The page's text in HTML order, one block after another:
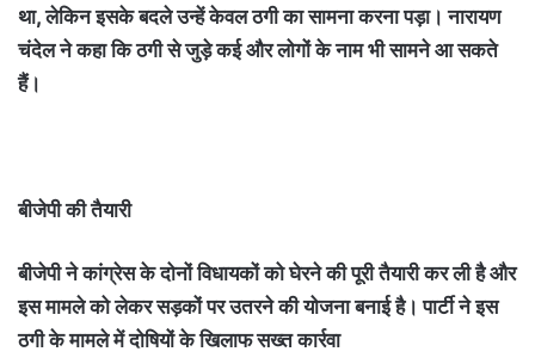
था, लेकिन इसके बदले उन्हें केवल ठगी का सामना करना पड़ा। नारायण
चंदेल ने कहा कि ठगी से जुड़े कई और लोगों के नाम भी सामने आ सकते
हैं।
बीजेपी की तैयारी
बीजेपी ने कांग्रेस के दोनों विधायकों को घेरने की पूरी तैयारी कर ली है और
इस मामले को लेकर सड़कों पर उतरने की योजना बनाई है। पार्टी ने इस
ठगी के मामले में दोषियों के खिलाफ सख्त कार्रवा